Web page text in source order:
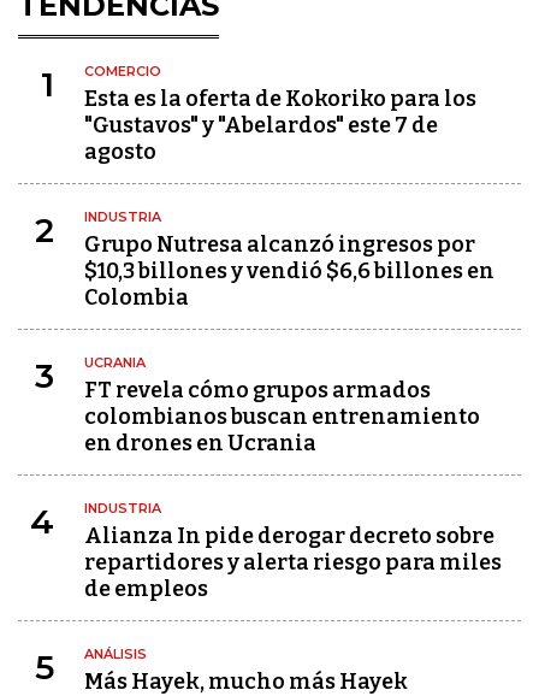
1 COMERCIO
Esta es la oferta de Kokoriko para los
"Gustavos" y "Abelardos" este 7 de
agosto
2 INDUSTRIA
Grupo Nutresa alcanzó ingresos por
$10,3 billones y vendió $6,6 billones en
Colombia
3 UCRANIA
FT revela cómo grupos armados
colombianos buscan entrenamiento
en drones en Ucrania
4 INDUSTRIA
Alianza In pide derogar decreto sobre
repartidores y alerta riesgo para miles
de empleos
5 ANÁLISIS
Más Hayek, mucho más Hayek